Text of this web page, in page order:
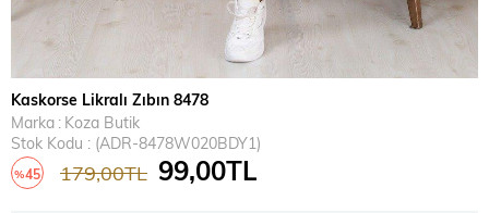
Kaskorse Likralı Zıbın 8478
Marka : Koza Butik
Stok Kodu
(ADR-8478W020BDY1)
%45 179,00TL 99,00TL